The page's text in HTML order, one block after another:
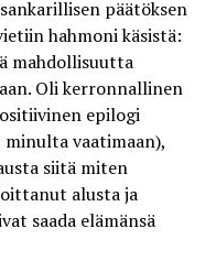
päätöksen
hahmoni käsistä:
mahdollisuutta
Oli kerronnallinen
epilogi
vaatimaan),
siitä miten
alusta ja
saada elämänsä